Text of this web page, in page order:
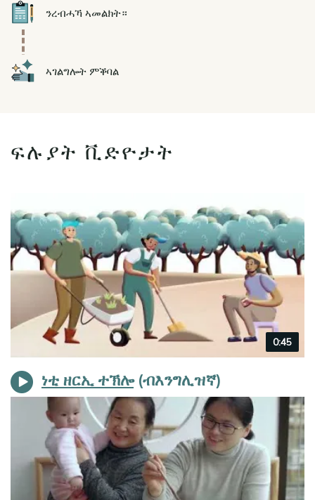
Icon ንረብሓኻ ኣመልክት።
Icon ኣገልግሎት ምቕባል
ፍሉያት ቪድዮታት
Video
duration
0:45
ነቲ ዘርኢ ተኽሎ